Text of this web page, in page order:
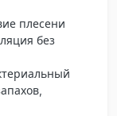
плесени
без